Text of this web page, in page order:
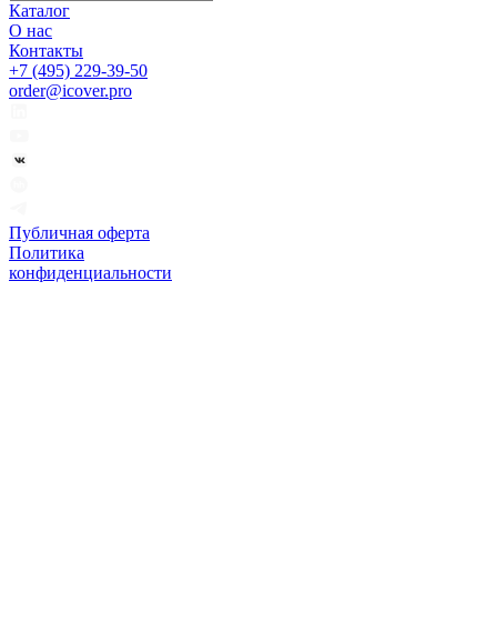
Каталог
О нас
Контакты
+7 (495) 229-39-50
order@icover.pro
Публичная оферта
Политика
конфиденциальности